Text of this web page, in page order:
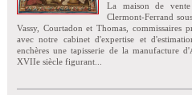
La maison de
Clermont-Ferrand
Vassy, Courtadon et Thomas, commissaires
avec notre cabinet d'expertise et
enchères une tapisserie de la manufacture
XVIIe siècle figurant...